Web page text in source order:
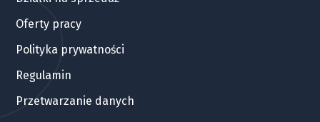
Oferty pracy
Polityka prywatności
Regulamin
Przetwarzanie danych